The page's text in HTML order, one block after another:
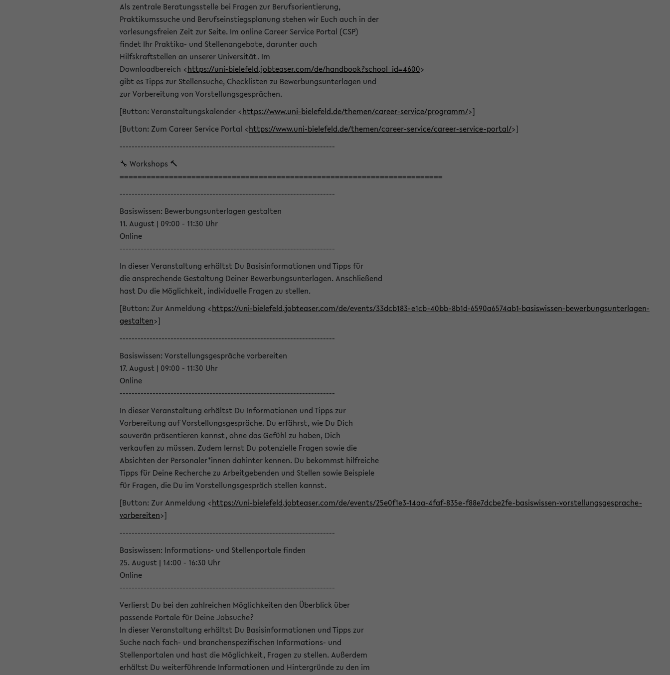
Als zentrale Beratungsstelle bei Fragen zur Berufsorientierung,
Praktikumssuche und Berufseinstiegsplanung stehen wir Euch auch in der
vorlesungsfreien Zeit zur Seite. Im online Career Service Portal (CSP)
findet Ihr Praktika- und Stellenangebote, darunter auch
Hilfskraftstellen an unserer Universität. Im
Downloadbereich <https://uni-bielefeld.jobteaser.com/de/handbook?school_id=4600>
gibt es Tipps zur Stellensuche, Checklisten zu Bewerbungsunterlagen und
zur Vorbereitung von Vorstellungsgesprächen.
[Button: Veranstaltungskalender <https://www.uni-bielefeld.de/themen/career-service/programm/>]
[Button: Zum Career Service Portal <https://www.uni-bielefeld.de/themen/career-service/career-service-portal/>]
------------------------------------------------------------------------
🔧 Workshops 🔨
========================================================================
------------------------------------------------------------------------
Basiswissen: Bewerbungsunterlagen gestalten
11. August | 09:00 - 11:30 Uhr
Online
------------------------------------------------------------------------
In dieser Veranstaltung erhältst Du Basisinformationen und Tipps für
die ansprechende Gestaltung Deiner Bewerbungsunterlagen. Anschließend
hast Du die Möglichkeit, individuelle Fragen zu stellen.
[Button: Zur Anmeldung <https://uni-bielefeld.jobteaser.com/de/events/33dcb183-e1cb-40bb-8b1d-6590a6574ab1-basiswissen-bewerbungsunterlagen-
gestalten>]
------------------------------------------------------------------------
Basiswissen: Vorstellungsgespräche vorbereiten
17. August | 09:00 - 11:30 Uhr
Online
------------------------------------------------------------------------
In dieser Veranstaltung erhältst Du Informationen und Tipps zur
Vorbereitung auf Vorstellungsgespräche. Du erfährst, wie Du Dich
souverän präsentieren kannst, ohne das Gefühl zu haben, Dich
verkaufen zu müssen. Zudem lernst Du potenzielle Fragen sowie die
Absichten der Personaler*innen dahinter kennen. Du bekommst hilfreiche
Tipps für Deine Recherche zu Arbeitgebenden und Stellen sowie Beispiele
für Fragen, die Du im Vorstellungsgespräch stellen kannst.
[Button: Zur Anmeldung <https://uni-bielefeld.jobteaser.com/de/events/25e0f1e3-14aa-4faf-835e-f88e7dcbe2fe-basiswissen-vorstellungsgesprache-
vorbereiten>]
------------------------------------------------------------------------
Basiswissen: Informations- und Stellenportale finden
25. August | 14:00 - 16:30 Uhr
Online
------------------------------------------------------------------------
Verlierst Du bei den zahlreichen Möglichkeiten den Überblick über
passende Portale für Deine Jobsuche?
In dieser Veranstaltung erhältst Du Basisinformationen und Tipps zur
Suche nach fach- und branchenspezifischen Informations- und
Stellenportalen und hast die Möglichkeit, Fragen zu stellen. Außerdem
erhältst Du weiterführende Informationen und Hintergründe zu den im